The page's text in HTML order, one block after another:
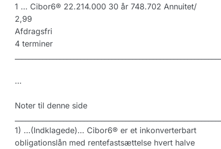
1 … Cibor6® 22.214.000 30 år 748.702 Annuitet/
2,99
Afdragsfri
4 terminer
…
Noter til denne side
1) …(Indklagede)… Cibor6® er et inkonverterbart
obligationslån med rentefastsættelse hvert halve